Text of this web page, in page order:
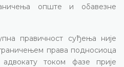
опште и обавезне
правичност суђења није
права подносиоца
током фазе прије